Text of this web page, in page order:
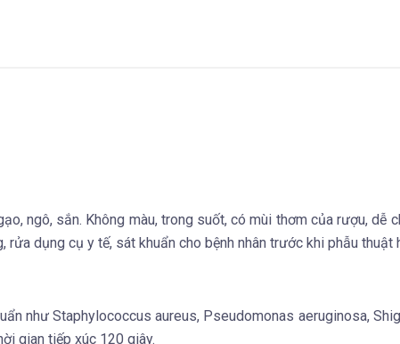
ngô, sắn. Không màu, trong suốt, có mùi thơm của rượu, dễ
dụng cụ y tế, sát khuẩn cho bệnh nhân trước khi phẫu thuật
như Staphylococcus aureus, Pseudomonas aeruginosa,
gian tiếp xúc 120 giây.